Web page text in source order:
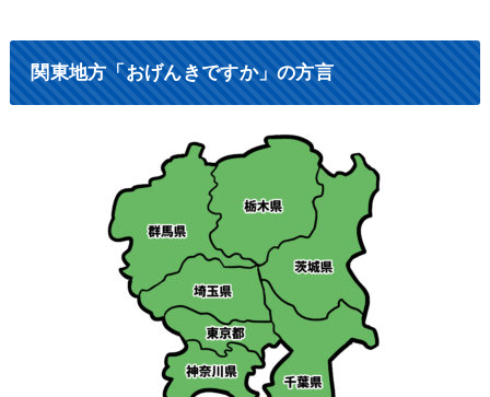
関東地方「おげんきですか」の方言